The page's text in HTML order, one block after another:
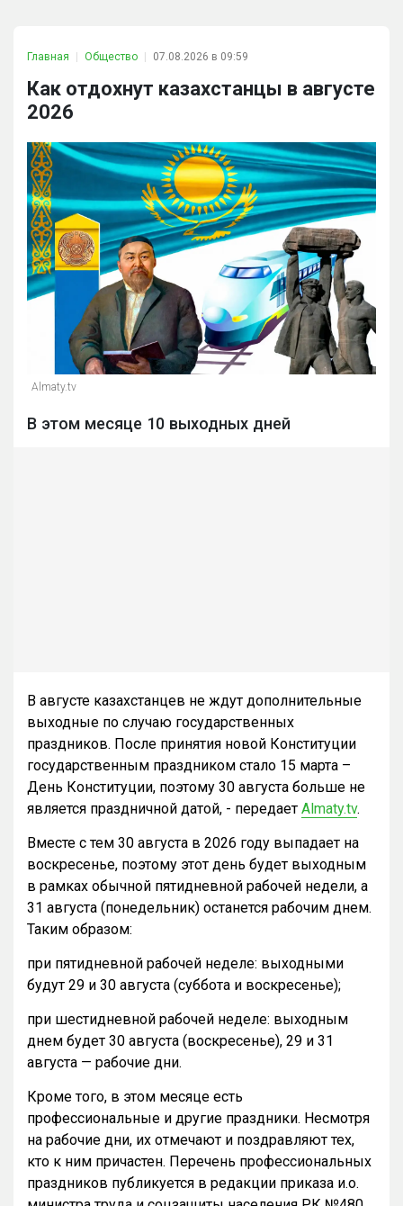
Главная Общество 07.08.2026 в 09:59
Как отдохнут казахстанцы в августе
2026
Almaty.tv
В этом месяце 10 выходных дней
В августе казахстанцев не ждут дополнительные
выходные по случаю государственных
праздников. После принятия новой Конституции
государственным праздником стало 15 марта –
День Конституции, поэтому 30 августа больше не
является праздничной датой, - передает Almaty.tv.
Вместе с тем 30 августа в 2026 году выпадает на
воскресенье, поэтому этот день будет выходным
в рамках обычной пятидневной рабочей недели, а
31 августа (понедельник) останется рабочим днем.
Таким образом:
при пятидневной рабочей неделе: выходными
будут 29 и 30 августа (суббота и воскресенье);
при шестидневной рабочей неделе: выходным
днем будет 30 августа (воскресенье), 29 и 31
августа — рабочие дни.
Кроме того, в этом месяце есть
профессиональные и другие праздники. Несмотря
на рабочие дни, их отмечают и поздравляют тех,
кто к ним причастен. Перечень профессиональных
праздников публикуется в редакции приказа и.о.